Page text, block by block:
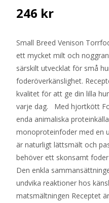
246 kr
Small Breed Venison
ett mycket milt och
särskilt utvecklat för små
foderöverkänslighet.
kvalitet för att ge din lilla
varje dag. Med hjortkött
enda animaliska
monoproteinfoder med en
är naturligt lättsmält och
behöver ett skonsamt
Den enkla
undvika reaktioner hos
matsmältningen Receptet